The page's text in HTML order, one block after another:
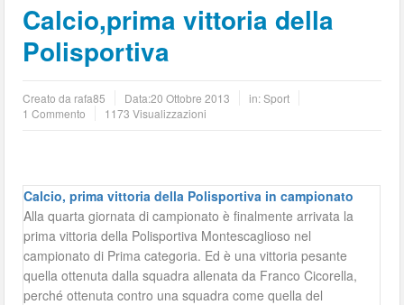
Calcio,prima vittoria della
Polisportiva
Creato da rafa85 Data:20 Ottobre 2013 in:Sport
1 Commento
1173 Visualizzazioni
Calcio, prima vittoria della Polisportiva in campionato
Alla quarta giornata di campionato è finalmente arrivata la
prima vittoria della Polisportiva Montescaglioso nel
campionato di Prima categoria. Ed è una vittoria pesante
quella ottenuta dalla squadra allenata da Franco Cicorella,
perché ottenuta contro una squadra come quella del